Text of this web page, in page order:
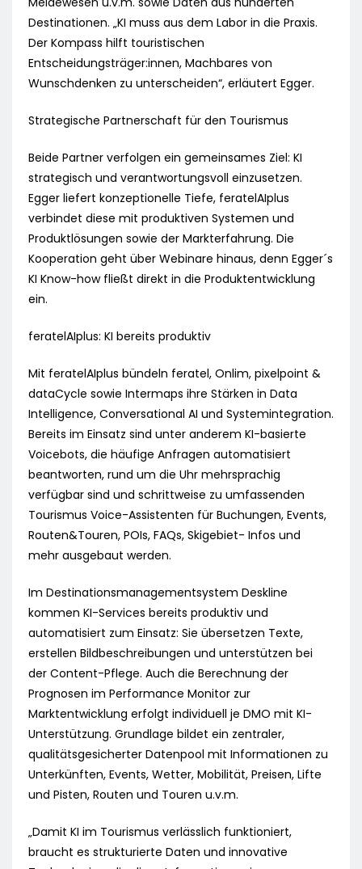
Destinationen. „KI muss aus dem Labor in die Praxis.
Der Kompass hilft touristischen
Entscheidungsträger:innen, Machbares von
Wunschdenken zu unterscheiden“, erläutert Egger.
Strategische Partnerschaft für den Tourismus
Beide Partner verfolgen ein gemeinsames Ziel: KI
strategisch und verantwortungsvoll einzusetzen.
Egger liefert konzeptionelle Tiefe, feratelAIplus
verbindet diese mit produktiven Systemen und
Produktlösungen sowie der Markterfahrung. Die
Kooperation geht über Webinare hinaus, denn Egger´s
KI Know-how fließt direkt in die Produktentwicklung
ein.
feratelAIplus: KI bereits produktiv
Mit feratelAIplus bündeln feratel, Onlim, pixelpoint &
dataCycle sowie Intermaps ihre Stärken in Data
Intelligence, Conversational AI und Systemintegration.
Bereits im Einsatz sind unter anderem KI-basierte
Voicebots, die häufige Anfragen automatisiert
beantworten, rund um die Uhr mehrsprachig
verfügbar sind und schrittweise zu umfassenden
Tourismus Voice-Assistenten für Buchungen, Events,
Routen&Touren, POIs, FAQs, Skigebiet- Infos und
mehr ausgebaut werden.
Im Destinationsmanagementsystem Deskline
kommen KI-Services bereits produktiv und
automatisiert zum Einsatz: Sie übersetzen Texte,
erstellen Bildbeschreibungen und unterstützen bei
der Content-Pflege. Auch die Berechnung der
Prognosen im Performance Monitor zur
Marktentwicklung erfolgt individuell je DMO mit KI-
Unterstützung. Grundlage bildet ein zentraler,
qualitätsgesicherter Datenpool mit Informationen zu
Unterkünften, Events, Wetter, Mobilität, Preisen, Lifte
und Pisten, Routen und Touren u.v.m.
„Damit KI im Tourismus verlässlich funktioniert,
braucht es strukturierte Daten und innovative